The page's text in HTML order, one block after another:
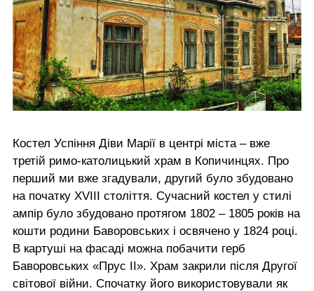
Костел Успіння Діви Марії в центрі міста – вже
третій римо-католицький храм в Копичинцях. Про
перший ми вже згадували, другий було збудовано
на початку XVIII століття. Сучасний костел у стилі
ампір було збудовано протягом 1802 – 1805 років на
кошти родини Баворовських і освячено у 1824 році.
В картуші на фасаді можна побачити герб
Баворовських «Прус ІІ». Храм закрили після Другої
світової війни. Спочатку його використовували як